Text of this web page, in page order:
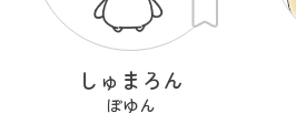
しゅまろん
ぽゆん